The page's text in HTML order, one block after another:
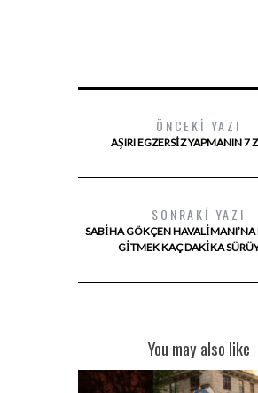
ÖNCEKI YAZI
AŞIRI EGZERSIZ YAPMANIN 7
SONRAKI YAZI
SABIHA GÖKÇEN HAVALIMANI’NA
GITMEK KAÇ DAKIKA
You may also like